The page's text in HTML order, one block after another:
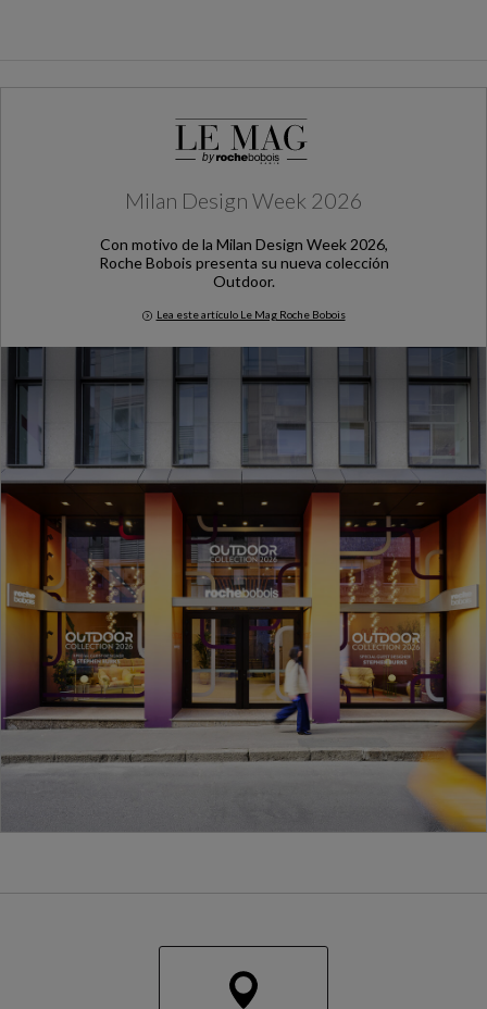
Milan Design Week 2026
Con motivo de la Milan Design Week 2026,
Roche Bobois presenta su nueva colección
Outdoor.
Lea este artículo Le Mag Roche Bobois
Milan Design Week 2026